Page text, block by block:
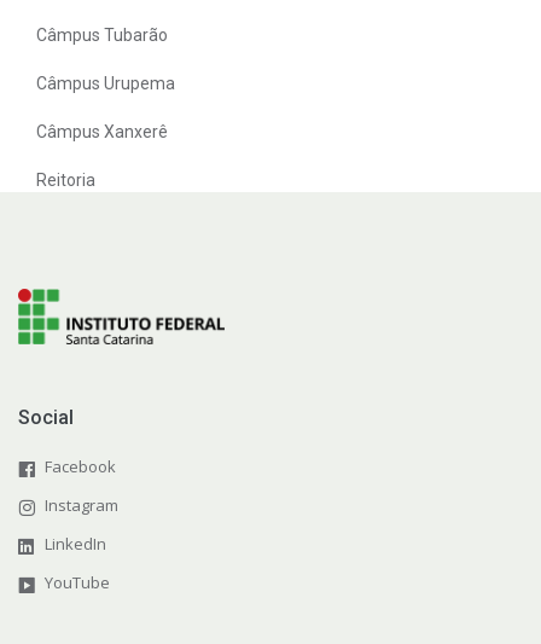
Câmpus Tubarão
Câmpus Urupema
Câmpus Xanxerê
Reitoria
Social
Facebook
Instagram
LinkedIn
YouTube